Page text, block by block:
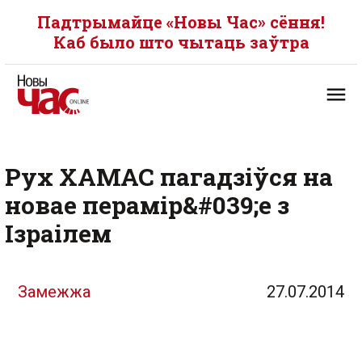
Падтрымайце «Новы Час» сёння!
Каб было што чытаць заўтра
Рух ХАМАС пагадзіўся на
новае перамір&#039;е з
Ізраілем
Замежжа 27.07.2014